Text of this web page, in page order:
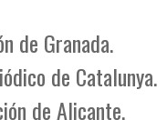
de Granada.
de Catalunya.
de Alicante.